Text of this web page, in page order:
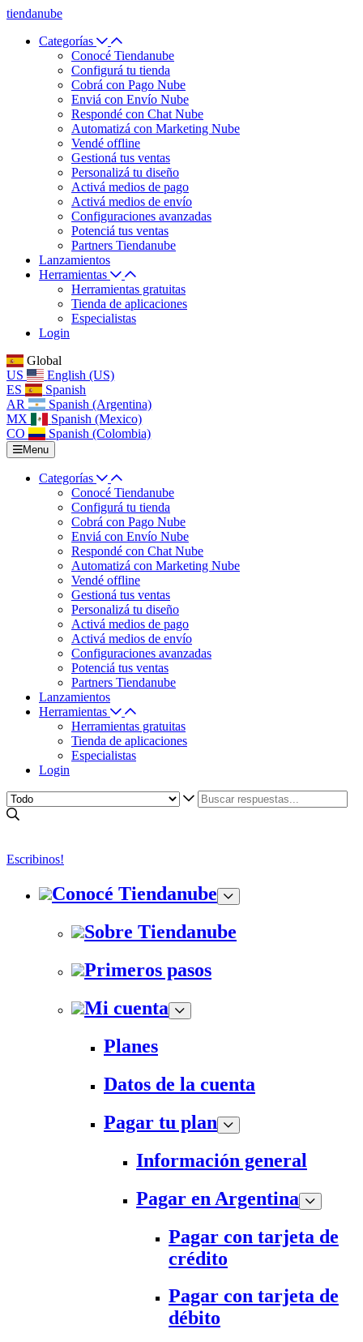
tiendanube
Categorías
Conocé Tiendanube
Configurá tu tienda
Cobrá con Pago Nube
Enviá con Envío Nube
Respondé con Chat Nube
Automatizá con Marketing Nube
Vendé offline
Gestioná tus ventas
Personalizá tu diseño
Activá medios de pago
Activá medios de envío
Configuraciones avanzadas
Potenciá tus ventas
Partners Tiendanube
Lanzamientos
Herramientas
Herramientas gratuitas
Tienda de aplicaciones
Especialistas
Login
Global
US
English (US)
ES
Spanish
AR
Spanish (Argentina)
MX
Spanish (Mexico)
CO
Spanish (Colombia)
Menu
Categorías
Conocé Tiendanube
Configurá tu tienda
Cobrá con Pago Nube
Enviá con Envío Nube
Respondé con Chat Nube
Automatizá con Marketing Nube
Vendé offline
Gestioná tus ventas
Personalizá tu diseño
Activá medios de pago
Activá medios de envío
Configuraciones avanzadas
Potenciá tus ventas
Partners Tiendanube
Lanzamientos
Herramientas
Herramientas gratuitas
Tienda de aplicaciones
Especialistas
Login
Escribinos!
Conocé Tiendanube
Sobre Tiendanube
Primeros pasos
Mi cuenta
Planes
Datos de la cuenta
Pagar tu plan
Información general
Pagar en Argentina
Pagar con tarjeta de
crédito
Pagar con tarjeta de
débito